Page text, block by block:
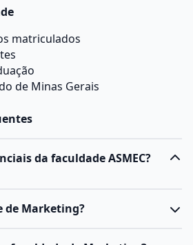
matriculados
de Minas Gerais
da faculdade ASMEC?
de Marketing?